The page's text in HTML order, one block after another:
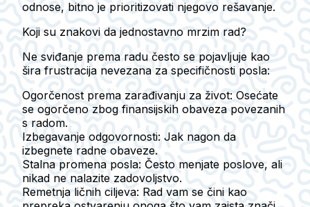
odnose, bitno je prioritizovati njegovo rešavanje.
Koji su znakovi da jednostavno mrzim rad?
Ne sviđanje prema radu često se pojavljuje kao
šira frustracija nevezana za specifičnosti posla:
Ogorčenost prema zarađivanju za život: Osećate
se ogorčeno zbog finansijskih obaveza povezanih
s radom.
Izbegavanje odgovornosti: Jak nagon da
izbegnete radne obaveze.
Stalna promena posla: Često menjate poslove, ali
nikad ne nalazite zadovoljstvo.
Remetnja ličnih ciljeva: Rad vam se čini kao